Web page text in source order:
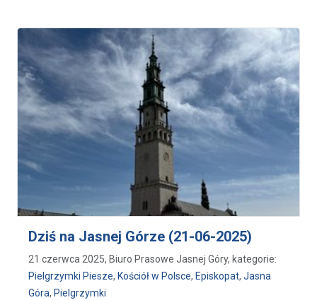
Dziś na Jasnej Górze (21-06-2025)
21 czerwca 2025, Biuro Prasowe Jasnej Góry, kategorie:
Pielgrzymki Piesze, Kościół w Polsce, Episkopat, Jasna
Góra, Pielgrzymki